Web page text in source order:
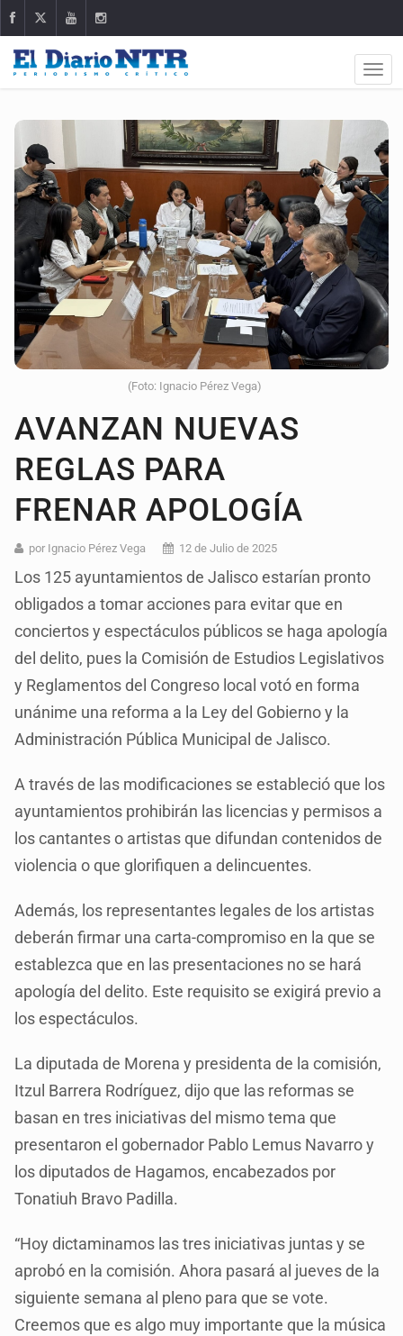
(Foto: Ignacio Pérez Vega)
AVANZAN NUEVAS
REGLAS PARA
FRENAR APOLOGÍA
por Ignacio Pérez Vega 12 de Julio de 2025
Los 125 ayuntamientos de Jalisco estarían pronto
obligados a tomar acciones para evitar que en
conciertos y espectáculos públicos se haga apología
del delito, pues la Comisión de Estudios Legislativos
y Reglamentos del Congreso local votó en forma
unánime una reforma a la Ley del Gobierno y la
Administración Pública Municipal de Jalisco.
A través de las modificaciones se estableció que los
ayuntamientos prohibirán las licencias y permisos a
los cantantes o artistas que difundan contenidos de
violencia o que glorifiquen a delincuentes.
Además, los representantes legales de los artistas
deberán firmar una carta-compromiso en la que se
establezca que en las presentaciones no se hará
apología del delito. Este requisito se exigirá previo a
los espectáculos.
La diputada de Morena y presidenta de la comisión,
Itzul Barrera Rodríguez, dijo que las reformas se
basan en tres iniciativas del mismo tema que
presentaron el gobernador Pablo Lemus Navarro y
los diputados de Hagamos, encabezados por
Tonatiuh Bravo Padilla.
“Hoy dictaminamos las tres iniciativas juntas y se
aprobó en la comisión. Ahora pasará al jueves de la
siguiente semana al pleno para que se vote.
Creemos que es algo muy importante que la música